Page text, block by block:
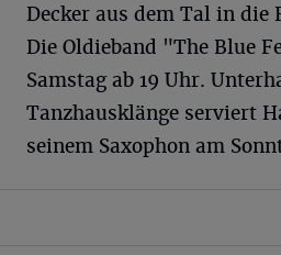
Decker aus dem Tal in die
Die Oldieband "The Blue
Samstag ab 19 Uhr.
Tanzhausklänge serviert
seinem Saxophon am